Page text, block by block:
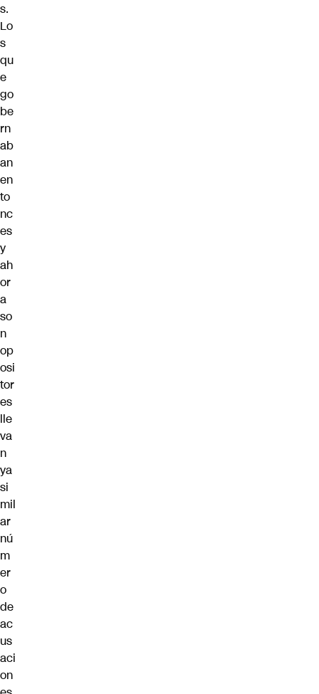
s.
Lo
s
qu
e
go
be
rn
ab
an
en
to
nc
es
y
ah
or
a
so
n
op
osi
tor
es
lle
va
n
ya
si
mil
ar
nú
m
er
o
de
ac
us
aci
on